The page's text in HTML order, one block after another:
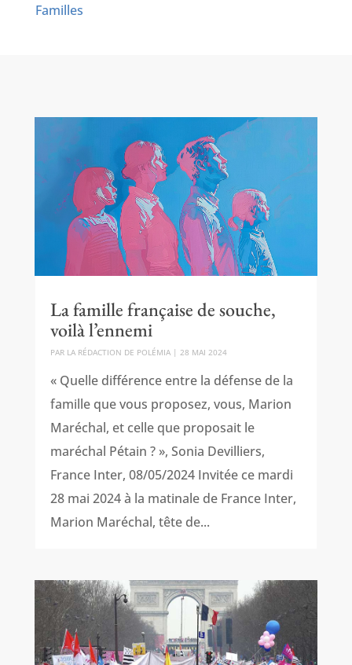
Familles
La famille française de souche,
voilà l’ennemi
PAR LA RÉDACTION DE POLÉMIA| 28 MAI 2024
« Quelle différence entre la défense de la
famille que vous proposez, vous, Marion
Maréchal, et celle que proposait le
maréchal Pétain ? », Sonia Devilliers,
France Inter, 08/05/2024 Invitée ce mardi
28 mai 2024 à la matinale de France Inter,
Marion Maréchal, tête de...